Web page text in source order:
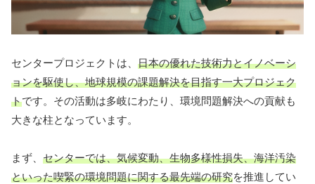
センタープロジェクトは、 日本の優れた技術力とイノベーシ
ョンを駆使し、地球規模の課題解決を目指す一大プロジェク
トです。その活動は多岐にわたり、環境問題解決への貢献も
大きな柱となっています。
まず、 センターでは、気候変動、生物多様性損失、海洋汚染
といった喫緊の環境問題に関する最先端の研究を推進してい